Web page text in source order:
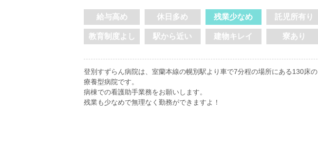
給与高め 休日多め 残業少なめ 託児所有り
教育制度よし 駅から近い 建物キレイ 寮あり
登別すずらん病院は、室蘭本線の幌別駅より車で7分程の場所にある130床の
療養型病院です。
病棟での看護助手業務をお願いします。
残業も少なめで無理なく勤務ができますよ！